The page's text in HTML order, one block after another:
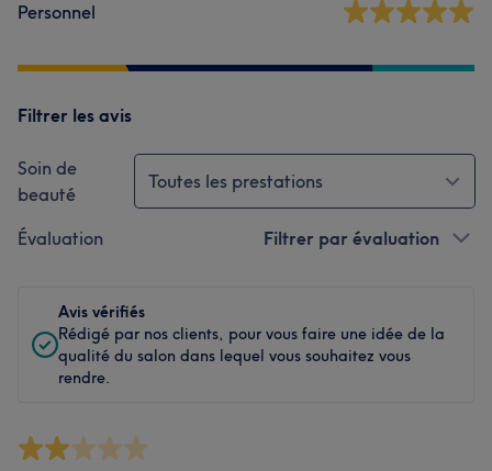
Personnel
Filtrer les avis
Soin de
beauté
Toutes les prestations
Évaluation Filtrer par évaluation
Avis vérifiés
Rédigé par nos clients, pour vous faire une idée de la
qualité du salon dans lequel vous souhaitez vous
rendre.